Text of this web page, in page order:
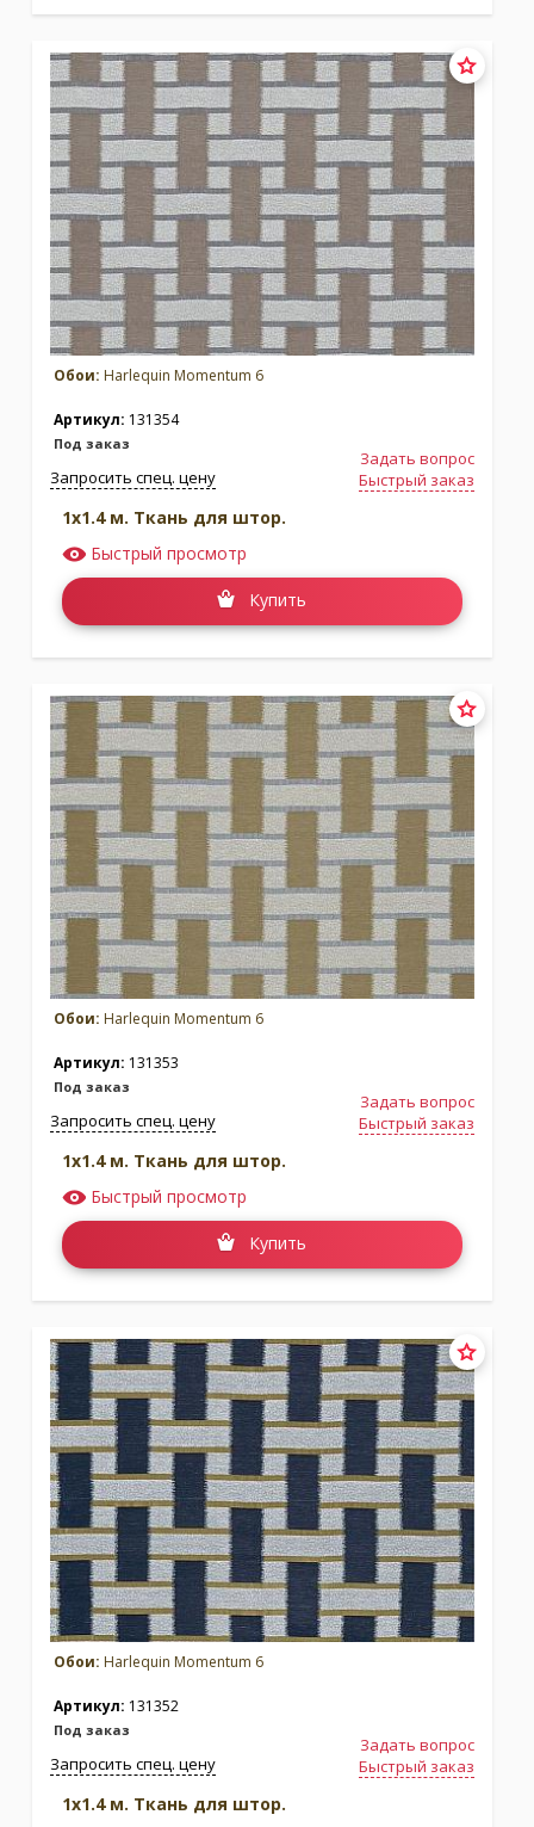
Коллекция: Zapara
Бренд:Harlequin
Под заказ
Обои: Harlequin Momentum 6
Артикул: 131354
Под заказ
Задать вопрос
Быстрый заказ
Запросить спец. цену
1x1.4 м. Ткань для штор.
Быстрый просмотр
Купить
Обои: Harlequin Momentum 6
Артикул: 131353
Под заказ
Задать вопрос
Быстрый заказ
Запросить спец. цену
1x1.4 м. Ткань для штор.
Быстрый просмотр
Купить
Обои: Harlequin Momentum 6
Артикул: 131352
Под заказ
Задать вопрос
Быстрый заказ
Запросить спец. цену
1x1.4 м. Ткань для штор.